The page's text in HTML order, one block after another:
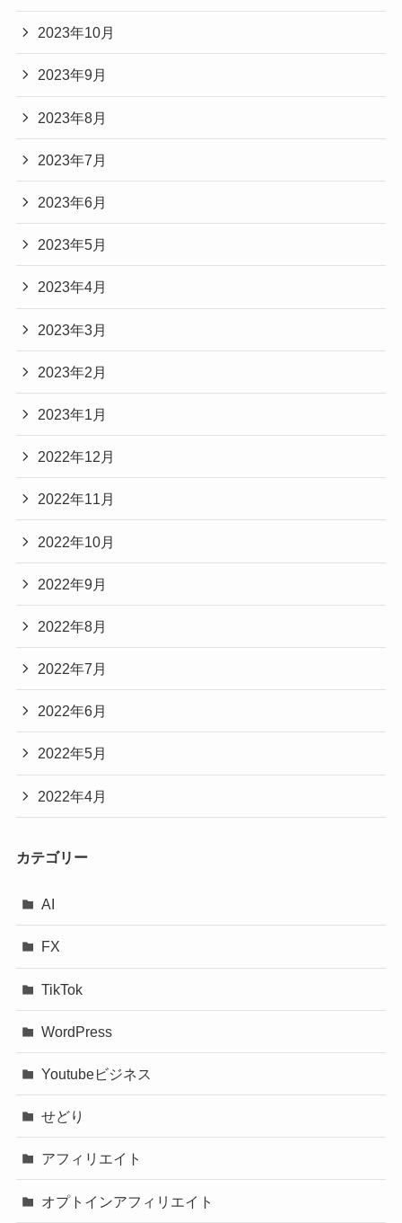
2023年10月
2023年9月
2023年8月
2023年7月
2023年6月
2023年5月
2023年4月
2023年3月
2023年2月
2023年1月
2022年12月
2022年11月
2022年10月
2022年9月
2022年8月
2022年7月
2022年6月
2022年5月
2022年4月
カテゴリー
AI
FX
TikTok
WordPress
Youtubeビジネス
せどり
アフィリエイト
オプトインアフィリエイト